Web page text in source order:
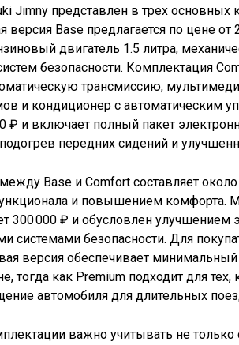
Jimny представлен в трех основных
версия Base предлагается по цене
двигатель 1.5 литра,
безопасности. Комплектация
трансмиссию,
и кондиционер с автоматическим
₽ и включает полный пакет
передних сидений и
Base и Comfort составляет
и повышением комфорта.
300 000 ₽ и обусловлен улучшением
системами безопасности. Для
версия обеспечивает
тогда как Premium подходит для тех,
автомобиля для длительных
важно учитывать не только